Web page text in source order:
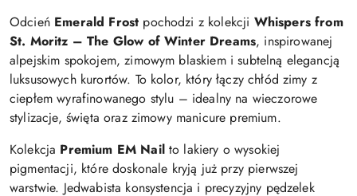
Odcień Emerald Frost pochodzi z kolekcji Whispers from
St. Moritz – The Glow of Winter Dreams, inspirowanej
alpejskim spokojem, zimowym blaskiem i subtelną elegancją
luksusowych kurortów. To kolor, który łączy chłód zimy z
ciepłem wyrafinowanego stylu – idealny na wieczorowe
stylizacje, święta oraz zimowy manicure premium.
Kolekcja Premium EM Nailto lakiery o wysokiej
pigmentacji, które doskonale kryją już przy pierwszej
warstwie. Jedwabista konsystencja i precyzyjny pędzelek